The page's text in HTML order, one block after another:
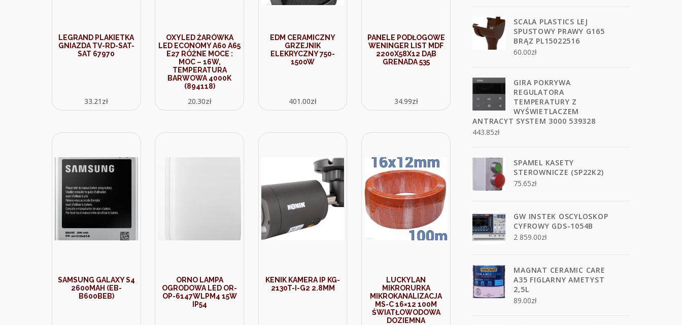
LEGRAND PLAKIETKA
GNIAZDA TV-RD-SAT-
SAT 67970
33.21 zł
OXYLED ŻARÓWKA
LED ECONOMY A60 A65
E27 RÓŻNE MOCE :
MOC – 16W,
TEMPERATURA
BARWOWA 4000K
(894118)
20.30zł
EDM CERAMICZNY
GRZEJNIK
ELEKRYCZNY 750-
1500W
401.00zł
PANELE PODŁOGOWE
WENINGER LIST MDF
2200X58X12 DĄB
GRENADA 535
34.99zł
SAMSUNG GALAXY S4
2600MAH (EB-
B600BEB)
ORNO LAMPA
OGRODOWA LED OR-
OP-6147WLPM4 15W
IP54
KENIK KAMERA IP KG-
2130T-I-G2 2.8MM
LUCKYLAN
MIKRORURKA
MIKROKANALIZACJA
MS-C 16×12 100M
ŚWIATŁOWODOWA
DOZIEMNA
SCALA PLASTICS LEJ
SPUSTOWY PRAWY G165
BRĄZ PL15022516
60.00zł
GIRA POKRYWA
REGULATORA
TEMPERATURY Z
WYŚWIETLACZEM
ANTRACYT SYSTEM 3000 539328
443.85zł
SPAMEL KASETY
STEROWNICZE (SP22K2)
75.65zł
GW INSTEK OSCYLOSKOP
CYFROWY GDS-1054B
2 859.00zł
MAGNAT CERAMIC CARE
A35 FIGLARNY AMETYST
2,5L
89.00zł